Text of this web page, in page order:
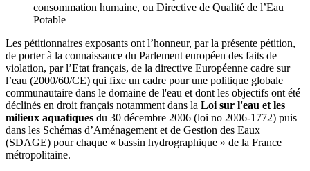
consommation humaine, ou Directive de Qualité de l’Eau
Potable
Les pétitionnaires exposants ont l’honneur, par la présente pétition,
de porter à la connaissance du Parlement européen des faits de
violation, par l’Etat français, de la directive Européenne cadre sur
l’eau (2000/60/CE) qui fixe un cadre pour une politique globale
communautaire dans le domaine de l'eau et dont les objectifs ont été
déclinés en droit français notamment dans la Loi sur l'eau et les
milieux aquatiques du 30 décembre 2006 (loi no 2006-1772) puis
dans les Schémas d’Aménagement et de Gestion des Eaux
(SDAGE) pour chaque « bassin hydrographique » de la France
métropolitaine.